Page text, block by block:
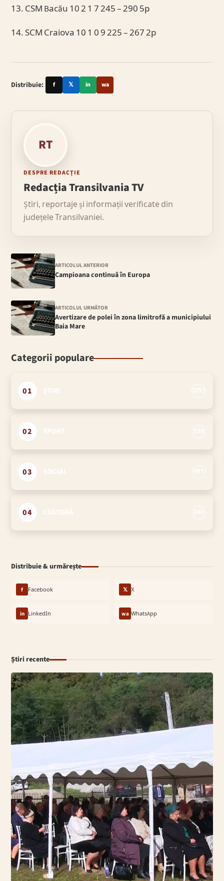
13. CSM Bacău 10 2 1 7 245 – 290 5p
14. SCM Craiova 10 1 0 9 225 – 267 2p
Distribuie: f 𝕏 in wa
RT
DESPRE REDACȚIE
Redacția Transilvania TV
Știri, reportaje și informații verificate din
județele Transilvaniei.
ARTICOLUL ANTERIOR
Campioana continuă în Europa
ARTICOLUL URMĂTOR
Avertizare de polei în zona limitrofă a municipiului
Baia Mare
Categorii populare
01
02
03
04
Distribuie & urmărește
f Facebook 𝕏 X
in LinkedIn wa WhatsApp
Știri recente